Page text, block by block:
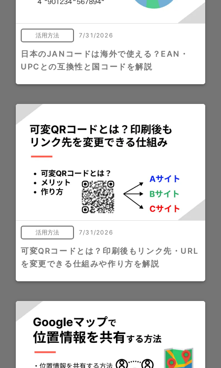
活用方法 7/31/2026
日本のJANコードは海外で使える？EAN・
UPCとの互換性と国コードを解説
活用方法 7/31/2026
可変QRコードとは？印刷後もリンク先・URL
を変更できる仕組みや作り方を解説